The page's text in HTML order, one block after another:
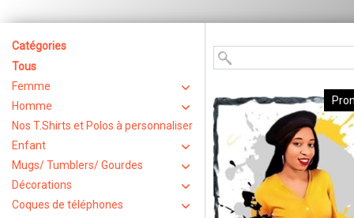
Catégories
Tous
Femme
Homme
Nos T.Shirts et Polos à personnaliser
Enfant
Mugs/ Tumblers/ Gourdes
Décorations
Coques de téléphones